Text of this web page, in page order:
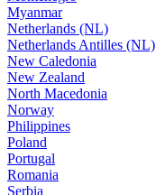
Myanmar
Netherlands (NL)
Netherlands Antilles (NL)
New Caledonia
New Zealand
North Macedonia
Norway
Philippines
Poland
Portugal
Romania
Serbia